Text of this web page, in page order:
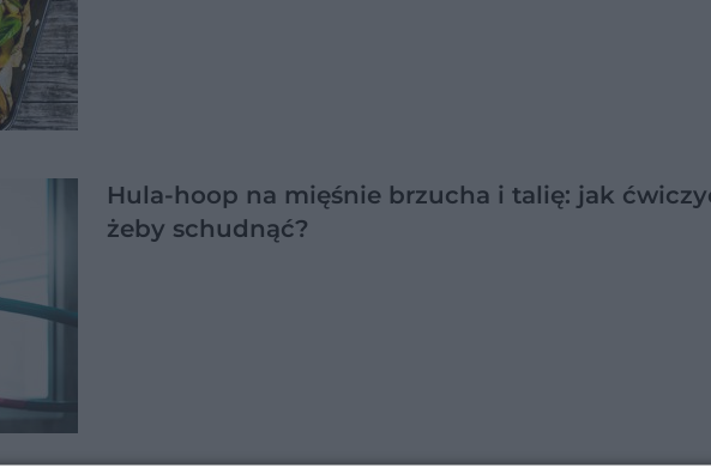
Hula-hoop na mięśnie brzucha i talię: jak
żeby schudnąć?